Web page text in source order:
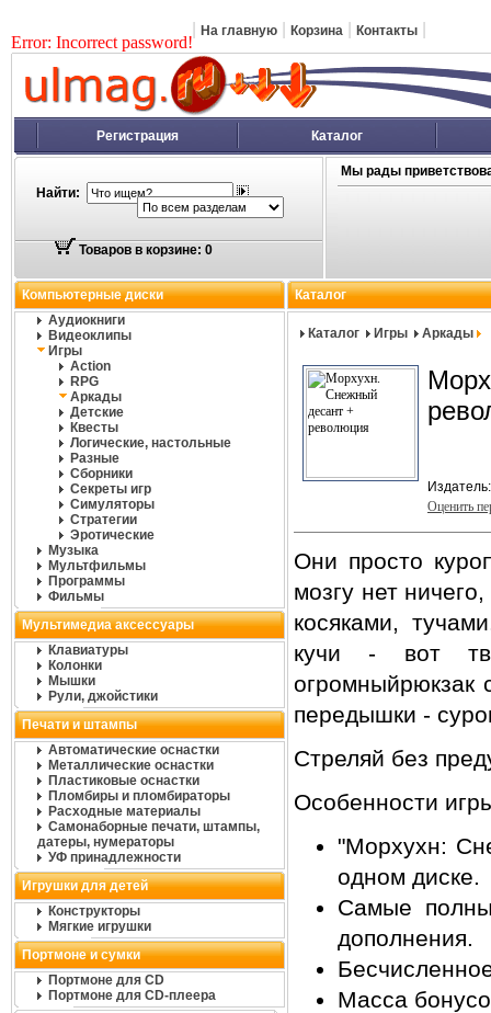
Error: Incorrect password!
На главную Корзина Контакты
Регистрация Каталог
Найти:
Товаров в корзине: 0
Мы рады
Компьютерные диски
Аудиокниги
Видеоклипы
Игры
Action
RPG
Аркады
Детские
Квесты
Логические, настольные
Разные
Сборники
Секреты игр
Симуляторы
Стратегии
Эротические
Музыка
Мультфильмы
Программы
Фильмы
Мультимедиа аксессуары
Клавиатуры
Колонки
Мышки
Рули, джойстики
Печати и штампы
Автоматические оснастки
Металлические оснастки
Пластиковые оснастки
Пломбиры и пломбираторы
Расходные материалы
Самонаборные печати, штампы,
датеры, нумераторы
УФ принадлежности
Игрушки для детей
Конструкторы
Мягкие игрушки
Портмоне и сумки
Портмоне для CD
Портмоне для CD-плеера
Каталог
Каталог Игры Аркады
Оценить
Они просто
мозгу нет
косяками,
кучи - вот
огромныйрюкзак
передышки -
Стреляй без
Особенности
"Морхухн:
одном диске.
Самые
дополнения.
Масса